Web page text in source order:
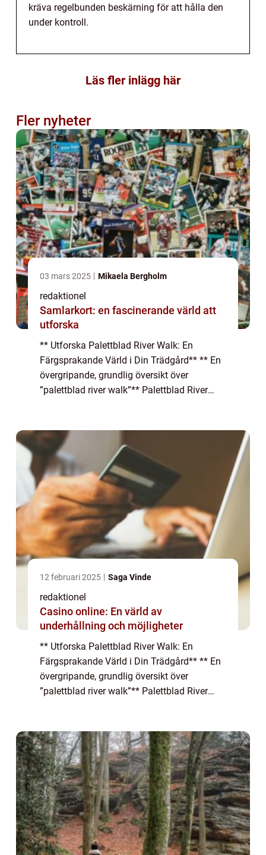
kräva regelbunden beskärning för att hålla den
under kontroll.
Läs fler inlägg här
Fler nyheter
03 mars 2025 Mikaela Bergholm
redaktionel
Samlarkort: en fascinerande värld att
utforska
** Utforska Palettblad River Walk: En
Färgsprakande Värld i Din Trädgård** ** En
övergripande, grundlig översikt över
”palettblad river walk”** Palettblad River
12 februari 2025 Saga Vinde
redaktionel
Casino online: En värld av
underhållning och möjligheter
** Utforska Palettblad River Walk: En
Färgsprakande Värld i Din Trädgård** ** En
övergripande, grundlig översikt över
”palettblad river walk”** Palettblad River